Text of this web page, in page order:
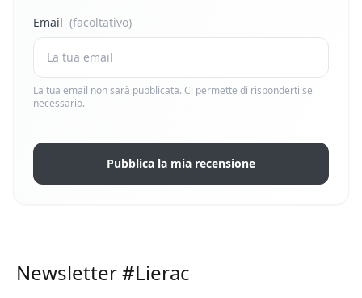
Email (facoltativo)
La tua email non sarà pubblicata. Ci permette di risponderti se
necessario.
Pubblica la mia recensione
Newsletter #Lierac